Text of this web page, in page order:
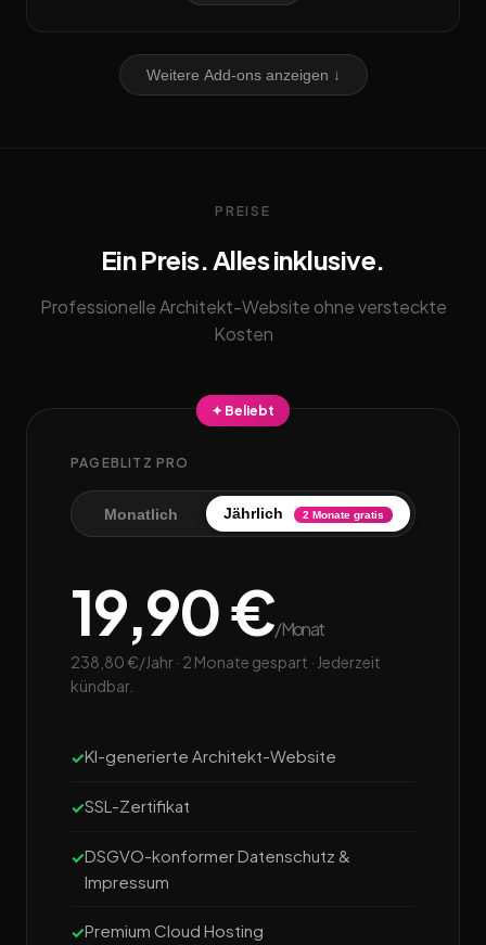
Weitere Add-ons anzeigen ↓
PREISE
Ein Preis. Alles inklusive.
Professionelle Architekt-Website ohne versteckte
Kosten
✦ Beliebt
PAGEBLITZ PRO
Monatlich Jährlich 2 Monate gratis
19,90 €/Monat
238,80 €/Jahr · 2 Monate gespart · Jederzeit
kündbar.
KI-generierte Architekt-Website
SSL-Zertifikat
DSGVO-konformer Datenschutz &
Impressum
Premium Cloud Hosting